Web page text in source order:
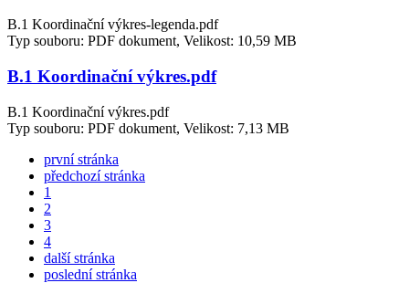
B.1 Koordinační výkres-legenda.pdf
Typ souboru: PDF dokument, Velikost: 10,59 MB
B.1 Koordinační výkres.pdf
B.1 Koordinační výkres.pdf
Typ souboru: PDF dokument, Velikost: 7,13 MB
první stránka
předchozí stránka
1
2
3
4
další stránka
poslední stránka